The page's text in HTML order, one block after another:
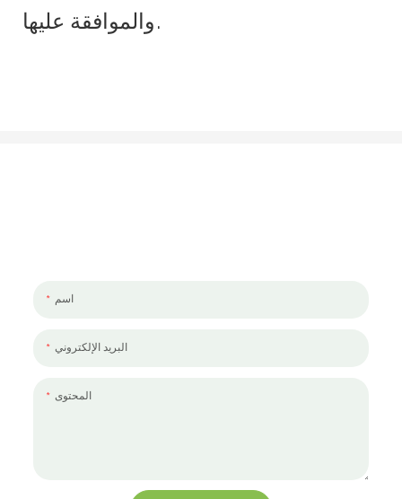
والموافقة عليها.
اسم
البريد الإلكتروني
المحتوى